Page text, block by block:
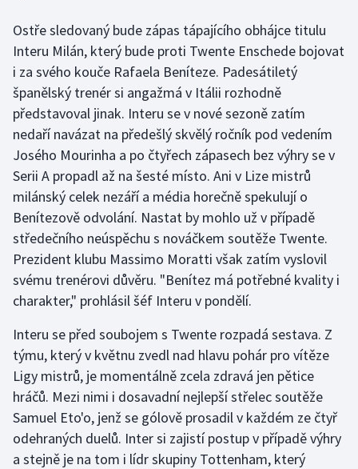
Házená
Jezdectví
Judo
Krasobruslení
Lezení
Lyže a snowboard
Moderní pětiboj
Motorsport
Olympijské hry
Parasport
Plavání
Ostře sledovaný bude zápas tápajícího obhájce titulu
Interu Milán, který bude proti Twente Enschede bojovat
i za svého kouče Rafaela Beníteze. Padesátiletý
španělský trenér si angažmá v Itálii rozhodně
představoval jinak. Interu se v nové sezoně zatím
nedaří navázat na předešlý skvělý ročník pod vedením
Josého Mourinha a po čtyřech zápasech bez výhry se v
Serii A propadl až na šesté místo. Ani v Lize mistrů
milánský celek nezáří a média horečně spekulují o
Benítezově odvolání. Nastat by mohlo už v případě
středečního neúspěchu s nováčkem soutěže Twente.
Prezident klubu Massimo Moratti však zatím vyslovil
svému trenérovi důvěru. "Benítez má potřebné kvality i
charakter," prohlásil šéf Interu v pondělí.
Interu se před soubojem s Twente rozpadá sestava. Z
týmu, který v květnu zvedl nad hlavu pohár pro vítěze
Ligy mistrů, je momentálně zcela zdravá jen pětice
hráčů. Mezi nimi i dosavadní nejlepší střelec soutěže
Samuel Eto'o, jenž se gólově prosadil v každém ze čtyř
odehraných duelů. Inter si zajistí postup v případě výhry
a stejně je na tom i lídr skupiny Tottenham, který